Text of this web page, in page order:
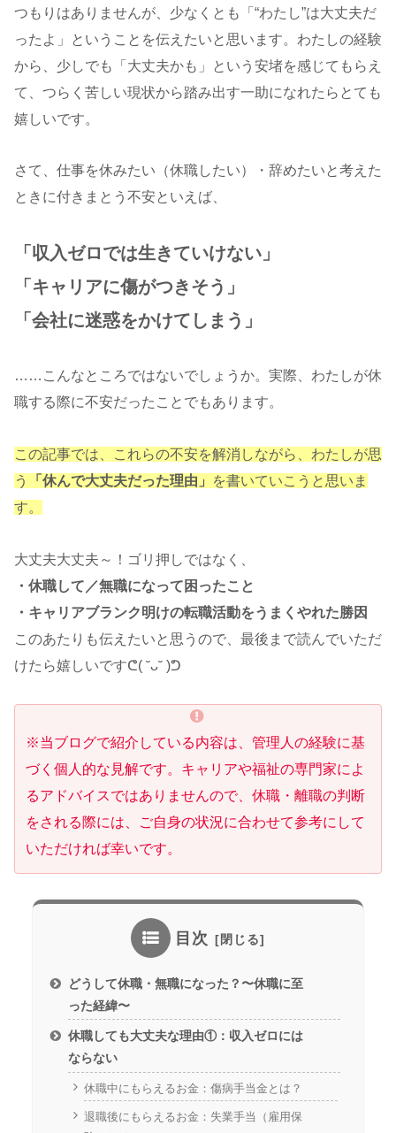
つもりはありませんが、少なくとも「“わたし”は大丈夫だ
ったよ」ということを伝えたいと思います。わたしの経験
から、少しでも「大丈夫かも」という安堵を感じてもらえ
て、つらく苦しい現状から踏み出す一助になれたらとても
嬉しいです。
さて、仕事を休みたい（休職したい）・辞めたいと考えた
ときに付きまとう不安といえば、
「収入ゼロでは生きていけない」
「キャリアに傷がつきそう」
「会社に迷惑をかけてしまう」
……こんなところではないでしょうか。実際、わたしが休
職する際に不安だったことでもあります。
この記事では、これらの不安を解消しながら、わたしが思
う
「休んで大丈夫だった理由」
を書いていこうと思いま
す。
大丈夫大丈夫～！ゴリ押しではなく、
・休職して／無職になって困ったこと
・キャリアブランク明けの転職活動をうまくやれた勝因
このあたりも伝えたいと思うので、最後まで読んでいただ
けたら嬉しいですᕦ( ˘ᴗ˘ )ᕤ
※当ブログで紹介している内容は、管理人の経験に基
づく個人的な見解です。キャリアや福祉の専門家によ
るアドバイスではありませんので、休職・離職の判断
をされる際には、ご自身の状況に合わせて参考にして
いただければ幸いです。
目次
どうして休職・無職になった？〜休職に至
った経緯〜
休職しても大丈夫な理由①：収入ゼロには
ならない
休職中にもらえるお金：傷病手当金とは？
退職後にもらえるお金：失業手当（雇用保